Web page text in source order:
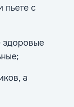
пьете с
здоровые
а